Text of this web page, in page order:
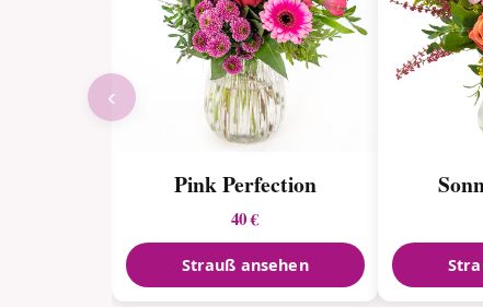
Pink Perfection
40 €
Strauß ansehen
‹